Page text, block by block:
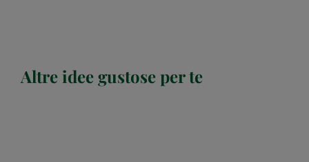
Altre idee gustose per te